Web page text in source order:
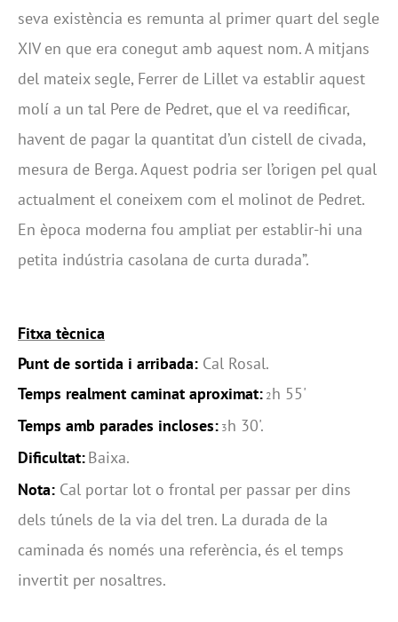
seva existència es remunta al primer quart del segle
XIV en que era conegut amb aquest nom. A mitjans
del mateix segle, Ferrer de Lillet va establir aquest
molí a un tal Pere de Pedret, que el va reedificar,
havent de pagar la quantitat d’un cistell de civada,
mesura de Berga. Aquest podria ser l’origen pel qual
actualment el coneixem com el molinot de Pedret.
En època moderna fou ampliat per establir-hi una
petita indústria casolana de curta durada”.
Fitxa tècnica
Punt de sortida i arribada: Cal Rosal.
Temps realment caminat aproximat: 2h 55'
Temps amb parades incloses: 3h 30'.
Dificultat:Baixa.
Nota: Cal portar lot o frontal per passar per dins
dels túnels de la via del tren. La durada de la
caminada és només una referència, és el temps
invertit per nosaltres.